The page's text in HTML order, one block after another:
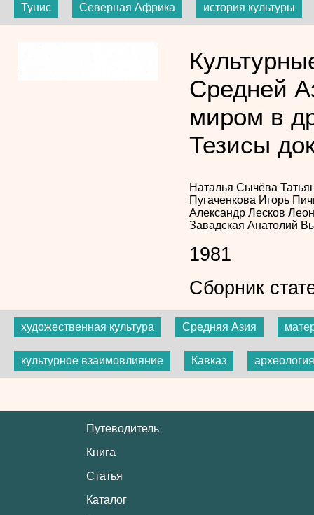
Тунис Северная Африка история культуры
Средней
миром в
Тезисы
Наталья Сычёва
Пугаченкова Игорь
Александр Лесков
Завадская Анатолий
1981
Сборник
художественная культура Средняя Азия
культурное взаимовлияние Кавказ археология
Путеводитель
Книга
Статья
Каталог